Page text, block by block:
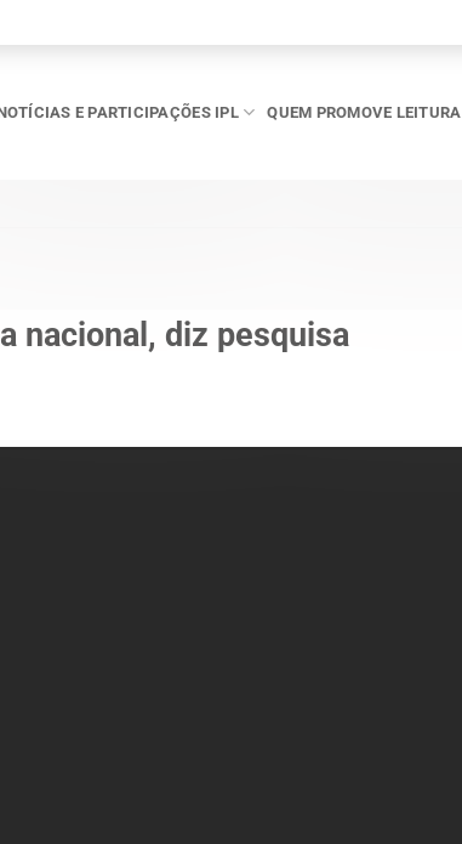
E PARTICIPAÇÕES IPL QUEM PROMOVE LEITURA
nacional, diz pesquisa